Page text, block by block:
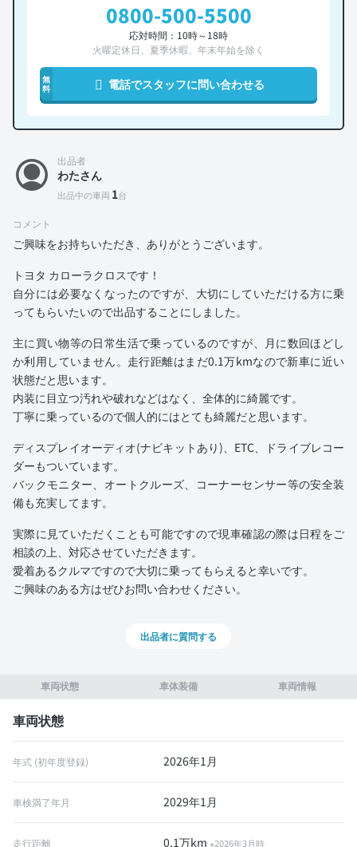
0800-500-5500
応対時間：10時～18時
火曜定休日、夏季休暇、年末年始を除く
無
料
電話でスタッフに問い合わせる
車両状態 車体装備 車両情報
車両状態
年式 (初年度登録) 2026年1月
車検満了年月 2029年1月
走行距離 0.1万km※2026年3月時
出品者
わたさん
出品中の車両 1台
コメント
ご興味をお持ちいただき、ありがとうございます。
トヨタ カローラクロスです！
自分には必要なくなったのですが、大切にしていただける方に乗
ってもらいたいので出品することにしました。
主に買い物等の日常生活で乗っているのですが、月に数回ほどし
か利用していません。走行距離はまだ0.1万kmなので新車に近い
状態だと思います。
内装に目立つ汚れや破れなどはなく、全体的に綺麗です。
丁寧に乗っているので個人的にはとても綺麗だと思います。
ディスプレイオーディオ(ナビキットあり)、ETC、ドライブレコー
ダーもついています。
バックモニター、オートクルーズ、コーナーセンサー等の安全装
備も充実してます。
実際に見ていただくことも可能ですので現車確認の際は日程をご
相談の上、対応させていただきます。
愛着あるクルマですので大切に乗ってもらえると幸いです。
ご興味のある方はぜひお問い合わせください。
出品者に質問する